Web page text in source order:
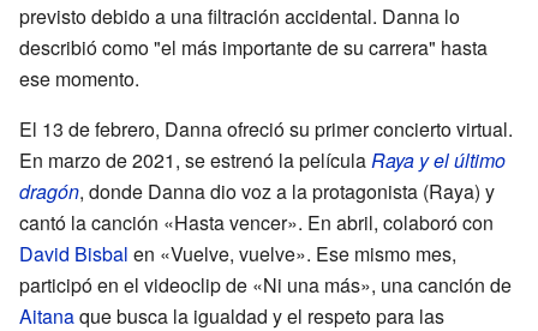
previsto debido a una filtración accidental. Danna lo
describió como "el más importante de su carrera" hasta
ese momento.
El 13 de febrero, Danna ofreció su primer concierto virtual.
En marzo de 2021, se estrenó la películaRaya y el último
dragón, donde Danna dio voz a la protagonista (Raya) y
cantó la canción «Hasta vencer». En abril, colaboró con
David Bisbal en «Vuelve, vuelve». Ese mismo mes,
participó en el videoclip de «Ni una más», una canción de
Aitanaque busca la igualdad y el respeto para las